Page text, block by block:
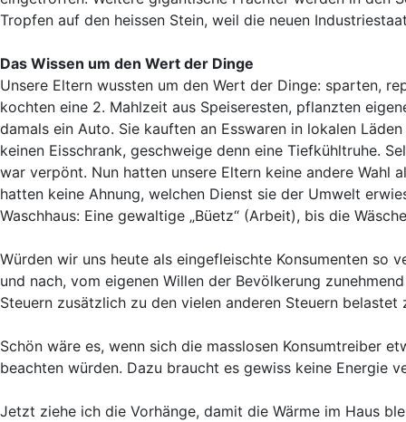
Tropfen auf den heissen Stein, weil die neuen
Das Wissen um den Wert der Dinge
Unsere Eltern wussten um den Wert der Dinge: sparten,
kochten eine 2. Mahlzeit aus Speiseresten, pflanzten
damals ein Auto. Sie kauften an Esswaren in lokalen
keinen Eisschrank, geschweige denn eine Tiefkühltruhe.
war verpönt. Nun hatten unsere Eltern keine andere Wahl
hatten keine Ahnung, welchen Dienst sie der Umwelt
Waschhaus: Eine gewaltige „Büetz“ (Arbeit), bis die
Würden wir uns heute als eingefleischte Konsumenten so
und nach, vom eigenen Willen der Bevölkerung
Steuern zusätzlich zu den vielen anderen Steuern belastet
Schön wäre es, wenn sich die masslosen Konsumtreiber
beachten würden. Dazu braucht es gewiss keine Energie
Jetzt ziehe ich die Vorhänge, damit die Wärme im Haus